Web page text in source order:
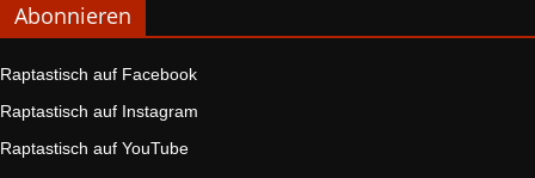
Abonnieren
Raptastisch auf Facebook
Raptastisch auf Instagram
Raptastisch auf YouTube